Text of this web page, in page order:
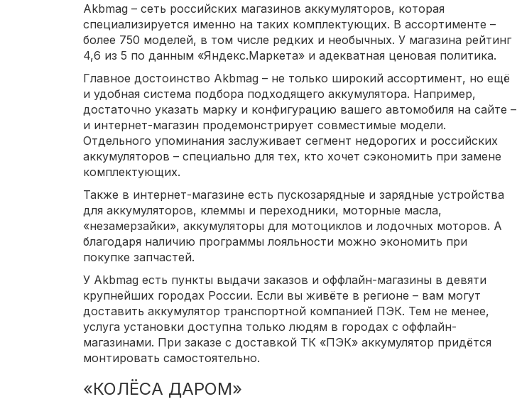
Akbmag – сеть российских магазинов аккумуляторов, которая
специализируется именно на таких комплектующих. В ассортименте –
более 750 моделей, в том числе редких и необычных. У магазина рейтинг
4,6 из 5 по данным «Яндекс.Маркета» и адекватная ценовая политика.
Главное достоинство Akbmag – не только широкий ассортимент, но ещё
и удобная система подбора подходящего аккумулятора. Например,
достаточно указать марку и конфигурацию вашего автомобиля на сайте –
и интернет-магазин продемонстрирует совместимые модели.
Отдельного упоминания заслуживает сегмент недорогих и российских
аккумуляторов – специально для тех, кто хочет сэкономить при замене
комплектующих.
Также в интернет-магазине есть пускозарядные и зарядные устройства
для аккумуляторов, клеммы и переходники, моторные масла,
«незамерзайки», аккумуляторы для мотоциклов и лодочных моторов. А
благодаря наличию программы лояльности можно экономить при
покупке запчастей.
У Akbmag есть пункты выдачи заказов и оффлайн-магазины в девяти
крупнейших городах России. Если вы живёте в регионе – вам могут
доставить аккумулятор транспортной компанией ПЭК. Тем не менее,
услуга установки доступна только людям в городах с оффлайн-
магазинами. При заказе с доставкой ТК «ПЭК» аккумулятор придётся
монтировать самостоятельно.
«КОЛЁСА ДАРОМ»